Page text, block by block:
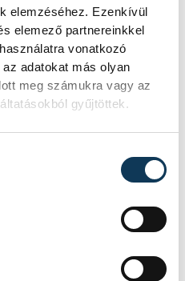
elemzéséhez. Ezenkívül
elemező partnereinkkel
vonatkozó
adatokat más olyan
meg számukra vagy az
gyűjtöttek.
CIKKEK
a